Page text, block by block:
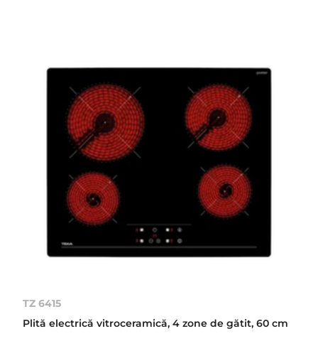
TZ 6415
Plită electrică vitroceramică, 4 zone de gătit, 60 cm